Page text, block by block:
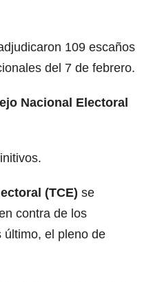
109 escaños
del 7 de febrero.
Nacional Electoral
(TCE) se
contra de los
último, el pleno de